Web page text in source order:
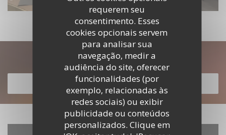
requerem seu
consentimento. Esses
cookies opcionais servem
para analisar sua
navegação, medir a
audiência do site, oferecer
funcionalidades (por
exemplo, relacionadas às
redes sociais) ou exibir
publicidade ou conteúdos
personalizados. Clique em
Descubra o nosso menu
DESCUBRA O NOSSO MENU